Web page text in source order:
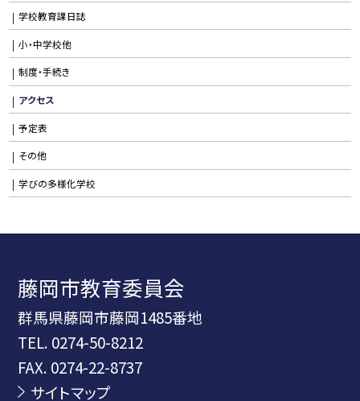
学校教育課日誌
小・中学校他
制度・手続き
アクセス
予定表
その他
学びの多様化学校
藤岡市教育委員会
群馬県藤岡市藤岡1485番地
TEL. 0274-50-8212
FAX. 0274-22-8737
サイトマップ